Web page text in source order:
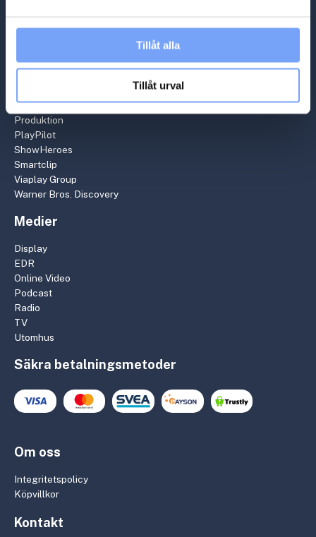
Tillåt alla
Tillåt urval
Bauer Media
Cityreklam
Podplay
Produktion
PlayPilot
ShowHeroes
Smartclip
Viaplay Group
Warner Bros. Discovery
Medier
Display
EDR
Online Video
Podcast
Radio
TV
Utomhus
Säkra betalningsmetoder
Om oss
Integritetspolicy
Köpvillkor
Kontakt